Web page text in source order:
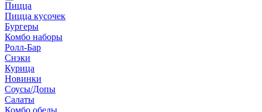
Пицца
Пицца кусочек
Бургеры
Комбо наборы
Ролл-Бар
Снэки
Курица
Новинки
Соусы/Допы
Салаты
Комбо обеды